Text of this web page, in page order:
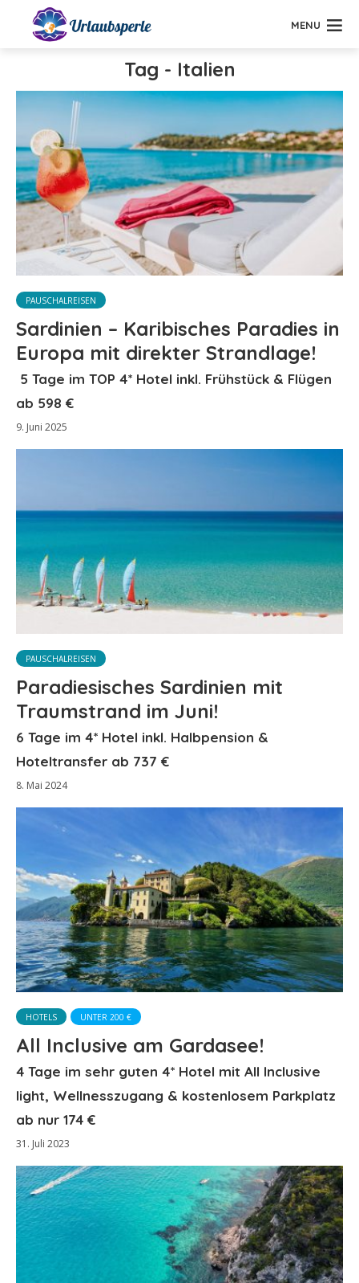
MENU
Tag - Italien
PAUSCHALREISEN
Sardinien – Karibisches Paradies in
Europa mit direkter Strandlage!
5 Tage im TOP 4* Hotel inkl. Frühstück & Flügen
ab 598 €
9. Juni 2025
PAUSCHALREISEN
Paradiesisches Sardinien mit
Traumstrand im Juni!
6 Tage im 4* Hotel inkl. Halbpension &
Hoteltransfer ab 737 €
8. Mai 2024
HOTELS UNTER 200 €
All Inclusive am Gardasee!
4 Tage im sehr guten 4* Hotel mit All Inclusive
light, Wellnesszugang & kostenlosem Parkplatz
ab nur 174 €
31. Juli 2023